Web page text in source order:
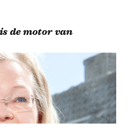
de motor van